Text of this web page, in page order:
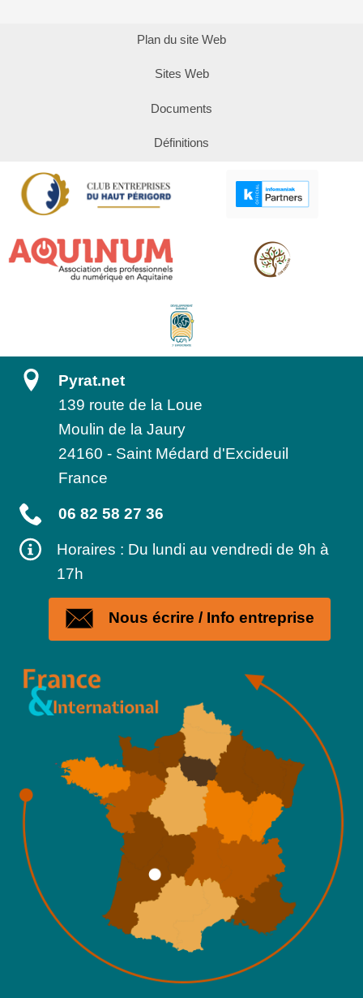
Plan du site Web
Sites Web
Documents
Définitions
Pyrat.net
139 route de la Loue
Moulin de la Jaury
24160 - Saint Médard d'Excideuil
France
06 82 58 27 36
Horaires : Du lundi au vendredi de 9h à
17h
Nous écrire / Info entreprise